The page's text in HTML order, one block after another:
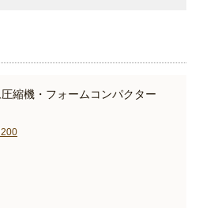
縮機・フォームコンパクター